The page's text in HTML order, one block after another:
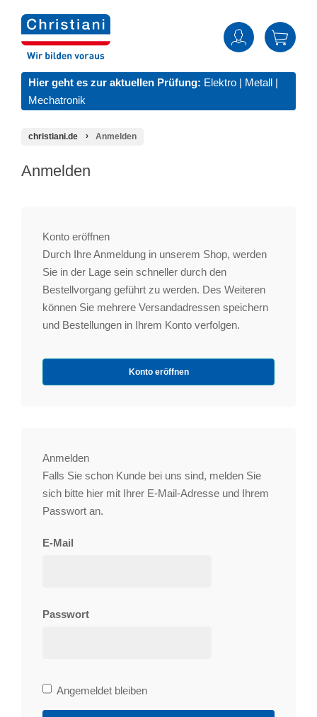
Hier geht es zur aktuellen Prüfung: Elektro | Metall |
Mechatronik
christiani.de Anmelden
Anmelden
Konto eröffnen
Durch Ihre Anmeldung in unserem Shop, werden
Sie in der Lage sein schneller durch den
Bestellvorgang geführt zu werden. Des Weiteren
können Sie mehrere Versandadressen speichern
und Bestellungen in Ihrem Konto verfolgen.
Konto eröffnen
Anmelden
Falls Sie schon Kunde bei uns sind, melden Sie
sich bitte hier mit Ihrer E-Mail-Adresse und Ihrem
Passwort an.
E-Mail
Passwort
Bleibe
angemeldet
Angemeldet bleiben